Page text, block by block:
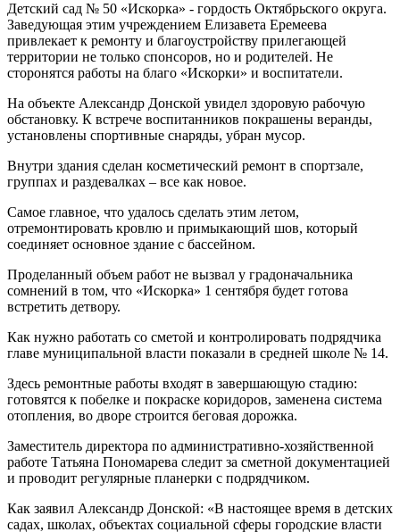
Детский сад № 50 «Искорка» - гордость Октябрьского округа.
Заведующая этим учреждением Елизавета Еремеева
привлекает к ремонту и благоустройству прилегающей
территории не только спонсоров, но и родителей. Не
сторонятся работы на благо «Искорки» и воспитатели.
На объекте Александр Донской увидел здоровую рабочую
обстановку. К встрече воспитанников покрашены веранды,
установлены спортивные снаряды, убран мусор.
Внутри здания сделан косметический ремонт в спортзале,
группах и раздевалках – все как новое.
Самое главное, что удалось сделать этим летом,
отремонтировать кровлю и примыкающий шов, который
соединяет основное здание с бассейном.
Проделанный объем работ не вызвал у градоначальника
сомнений в том, что «Искорка» 1 сентября будет готова
встретить детвору.
Как нужно работать со сметой и контролировать подрядчика
главе муниципальной власти показали в средней школе № 14.
Здесь ремонтные работы входят в завершающую стадию:
готовятся к побелке и покраске коридоров, заменена система
отопления, во дворе строится беговая дорожка.
Заместитель директора по административно-хозяйственной
работе Татьяна Пономарева следит за сметной документацией
и проводит регулярные планерки с подрядчиком.
Как заявил Александр Донской: «В настоящее время в детских
садах, школах, объектах социальной сферы городские власти